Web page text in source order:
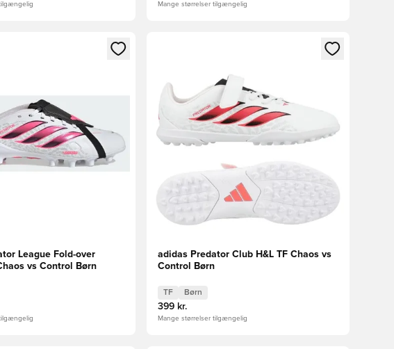
Mange størrelser tilgængelig
til at logge ind eller tilmelde dig som medlem
League Fold-over
vs Control Børn
Åbner en Modal til at logge ind eller tilmelde dig
adidas Predator Club H&L TF Chaos vs
Control Børn
TF Børn
399 kr.
Mange størrelser tilgængelig